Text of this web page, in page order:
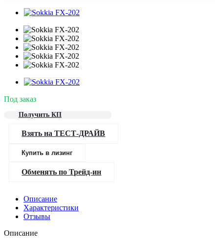
Под заказ
Получить КП
Взять на ТЕСТ-ДРАЙВ
Купить в лизинг
Обменять по Трейд-ин
Описание
Характеристики
Отзывы
Описание